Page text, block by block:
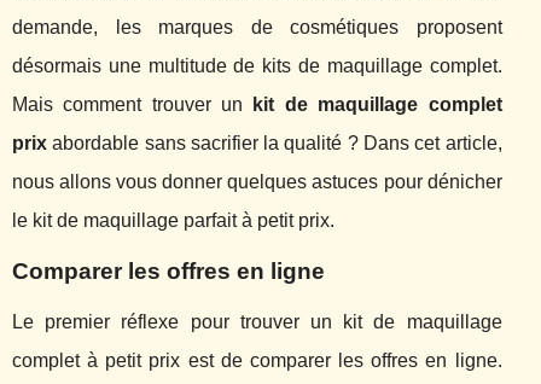
demande, les marques de cosmétiques proposent
désormais une multitude de kits de maquillage complet.
Mais comment trouver un
kit de maquillage complet
prix abordable sans sacrifier la qualité ? Dans cet article,
nous allons vous donner quelques astuces pour dénicher
le kit de maquillage parfait à petit prix.
Comparer les offres en ligne
Le premier réflexe pour trouver un kit de maquillage
complet à petit prix est de comparer les offres en ligne.